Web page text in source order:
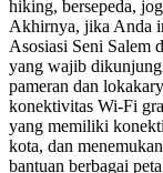
hiking, bersepeda,
Akhirnya, jika Anda
Asosiasi Seni Salem
yang wajib
pameran dan
konektivitas Wi-Fi
yang memiliki
kota, dan
bantuan berbagai